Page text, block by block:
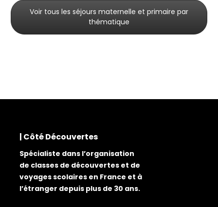
Voir tous les séjours maternelle et primaire par
thématique
| Côté Découvertes
Spécialiste dans l’organisation
de classes de découvertes et de
voyages scolaires en France et à
l’étranger depuis plus de 30 ans.